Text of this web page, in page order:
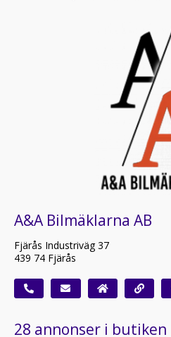
A&A Bilmäklarna AB
Fjärås Industriväg 37
439 74 Fjärås
28 annonser i butiken